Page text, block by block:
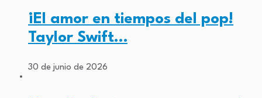
¡El amor en tiempos del pop!
Taylor Swift…
30 de junio de 2026